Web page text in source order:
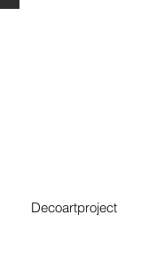
Decoartproject